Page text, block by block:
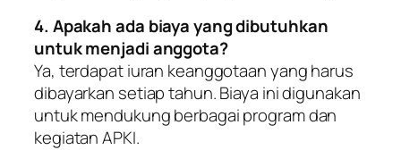
4. Apakah ada biaya yang dibutuhkan
untuk menjadi anggota?
Ya, terdapat iuran keanggotaan yang harus
dibayarkan setiap tahun. Biaya ini digunakan
untuk mendukung berbagai program dan
kegiatan APKI.